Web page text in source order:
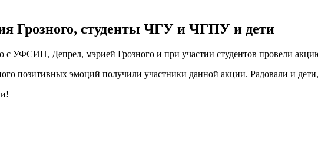
Грозного, студенты ЧГУ и ЧГПУ и дети
с УФСИН, Депрел, мэрией Грозного и при участии студентов провели
позитивных эмоций получили участники данной акции. Радовали и